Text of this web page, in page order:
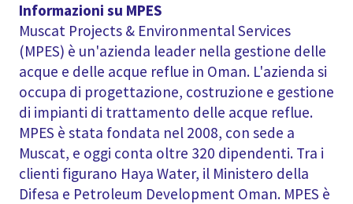
Informazioni su MPES
Muscat Projects & Environmental Services
(MPES) è un'azienda leader nella gestione delle
acque e delle acque reflue in Oman. L'azienda si
occupa di progettazione, costruzione e gestione
di impianti di trattamento delle acque reflue.
MPES è stata fondata nel 2008, con sede a
Muscat, e oggi conta oltre 320 dipendenti. Tra i
clienti figurano Haya Water, il Ministero della
Difesa e Petroleum Development Oman. MPES è